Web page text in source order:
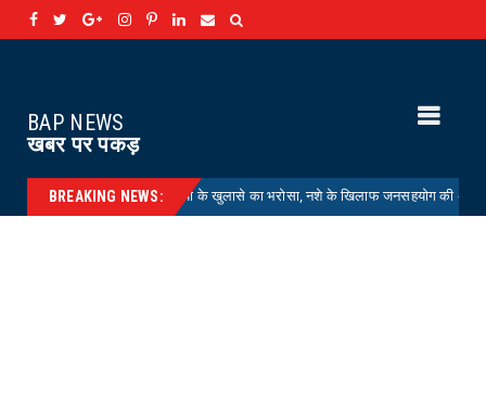
BAP NEWS
खबर पर पकड़
BREAKING NEWS:
: चोरियों के खुलासे का भरोसा, नशे के खिलाफ जनसहयोग की अपील HELTH